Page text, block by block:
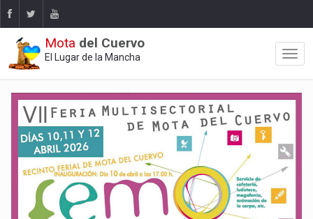
Mota del Cuervo
El Lugar de la Mancha